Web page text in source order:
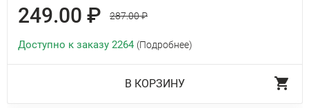
249.00 ₽ 287.00 ₽
Доступно к заказу 2264 (Подробнее)
В КОРЗИНУ